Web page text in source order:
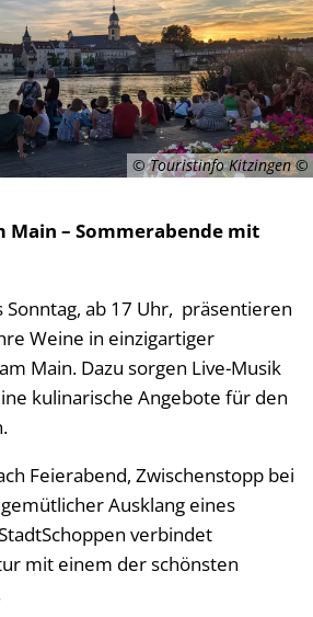
© Touristinfo Kitzingen
Main – Sommerabende mit
Sonntag, ab 17 Uhr, präsentieren
Weine in einzigartiger
Main. Dazu sorgen Live-Musik
kulinarische Angebote für den
Feierabend, Zwischenstopp bei
Ausklang eines
verbindet
mit einem der schönsten